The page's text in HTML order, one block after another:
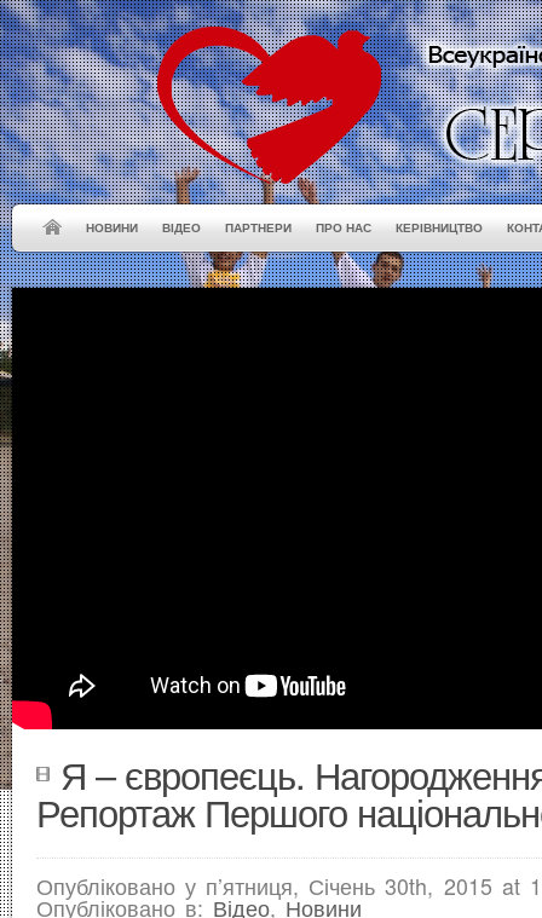
НОВИНИ ВІДЕО ПАРТНЕРИ ПРО НАС КЕРІВНИЦТВО
Я – європеєць.
Репортаж Першого
Опубліковано у п’ятниця, Січень 30th, 2015 at
Опубліковано в: Відео, Новини